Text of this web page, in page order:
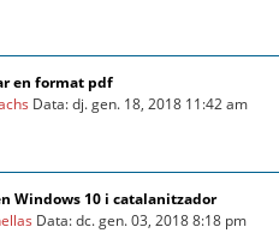
en format pdf
Data: dj. gen. 18, 2018 11:42 am
Windows 10 i catalanitzador
Data: dc. gen. 03, 2018 8:18 pm